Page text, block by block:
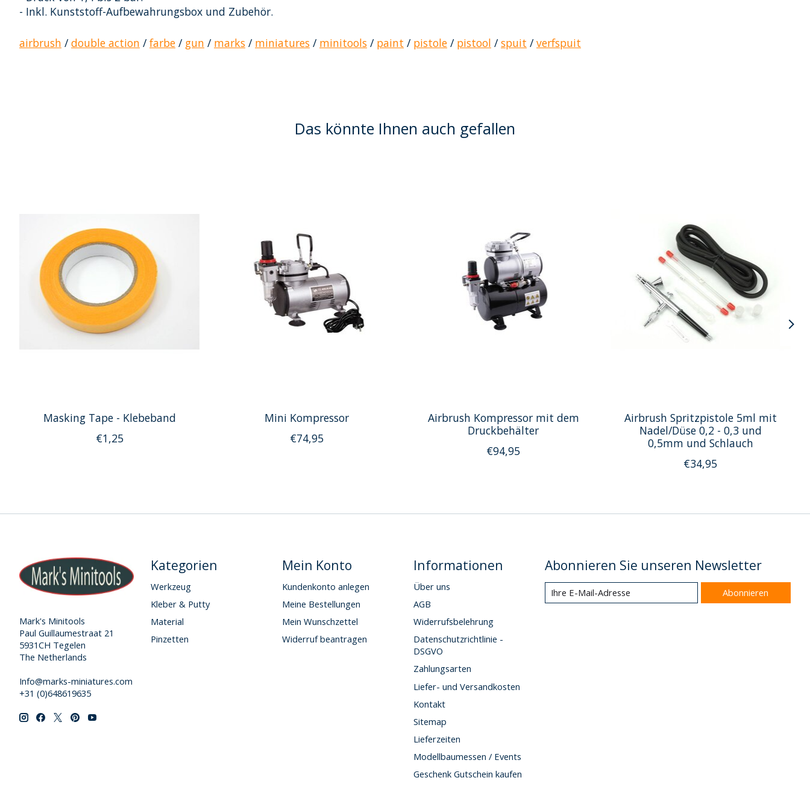
- Inkl. Kunststoff-Aufbewahrungsbox und Zubehör.
airbrush /double action /farbe / gun / marks / miniatures / minitools / paint / pistole / pistool /spuit /verfspuit
Das könnte Ihnen auch gefallen
Masking Tape - Klebeband
€1,25
Mini Kompressor
€74,95
Airbrush Kompressor mit dem
Druckbehälter
€94,95
Airbrush Spritzpistole 5ml mit
Nadel/Düse 0,2 - 0,3 und
0,5mm und Schlauch
€34,95
Mark's Minitools
Paul Guillaumestraat 21
5931CH Tegelen
The Netherlands
Info@marks-miniatures.com
+31 (0)648619635
Kategorien
Werkzeug
Kleber & Putty
Material
Pinzetten
Mein Konto
Kundenkonto anlegen
Meine Bestellungen
Mein Wunschzettel
Widerruf beantragen
Informationen
Über uns
AGB
Widerrufsbelehrung
Datenschutzrichtlinie -
DSGVO
Zahlungsarten
Liefer- und Versandkosten
Kontakt
Sitemap
Lieferzeiten
Modellbaumessen / Events
Geschenk Gutschein kaufen
Abonnieren Sie unseren Newsletter
Abonnieren